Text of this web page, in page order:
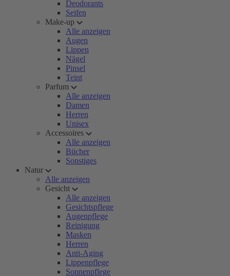
Deodorants
Seifen
Make-up
Alle anzeigen
Augen
Lippen
Nägel
Pinsel
Teint
Parfum
Alle anzeigen
Damen
Herren
Unisex
Accessoires
Alle anzeigen
Bücher
Sonstiges
Natur
Alle anzeigen
Gesicht
Alle anzeigen
Gesichtspflege
Augenpflege
Reinigung
Masken
Herren
Anti-Aging
Lippenpflege
Sonnenpflege